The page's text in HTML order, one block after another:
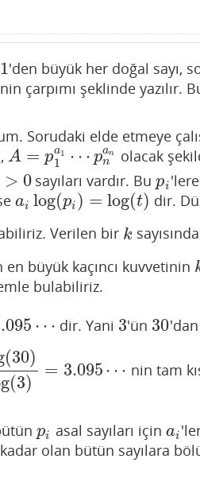
1
1'den büyük her doğal sayı,
çarpımı şeklinde yazılır.
Sorudaki elde etmeye
A = pa1
1 ⋯ pan
n
A= p1 a1⋯pnan
olacak
> 0
0 sayıları vardır. Bupi
pi'lere
ai log(pi ) = log(t)
ailog(pi)=log(t ) dir.
Verilen bir k
k
en büyük kaçıncı kuvvetinin
bulabiliriz.
⋯
⋯ dir. Yani 3
3'ün 30
30
(30)
(3)
= 3.095⋯
(30)log (3) =3.095 ⋯ nin tam
pi
pi asal sayıları için ai
ai
olan bütün sayılara